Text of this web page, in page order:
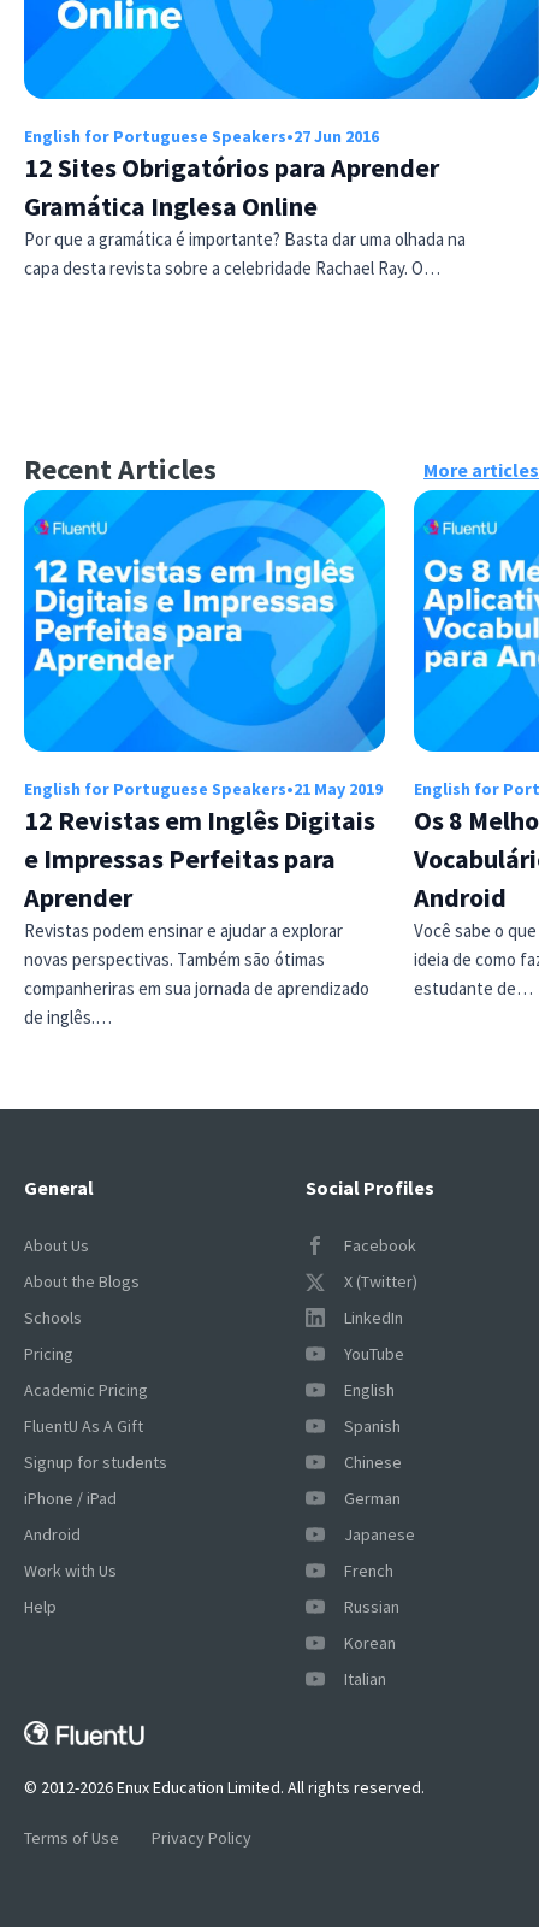
English for Portuguese Speakers•27 Jun 2016
12 Sites Obrigatórios para Aprender
Gramática Inglesa Online
Por que a gramática é importante? Basta dar uma olhada na
capa desta revista sobre a celebridade Rachael Ray. O…
Recent Articles More articles
English for Portuguese Speakers•21 May 2019
12 Revistas em Inglês Digitais
e Impressas Perfeitas para
Aprender
Revistas podem ensinar e ajudar a explorar
novas perspectivas. Também são ótimas
companheriras em sua jornada de aprendizado
de inglês.…
English for
Os 8
Android
Você sabe o
ideia de como
estudante de…
Social Profiles
Facebook
X (Twitter)
LinkedIn
YouTube
English
Spanish
Chinese
German
Japanese
French
Russian
Korean
Italian
General
About Us
About the Blogs
Schools
Pricing
Academic Pricing
FluentU As A Gift
Signup for students
iPhone / iPad
Android
Work with Us
Help
© 2012-2026 Enux Education Limited. All rights reserved.
Terms of Use Privacy Policy
×
This website uses cookies
This website uses cookies to improve user
experience. By using our website you
our Cookie Policy.Read more
ACCEPT